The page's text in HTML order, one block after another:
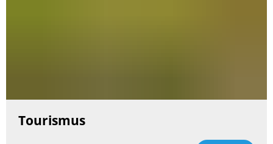
Tourismus